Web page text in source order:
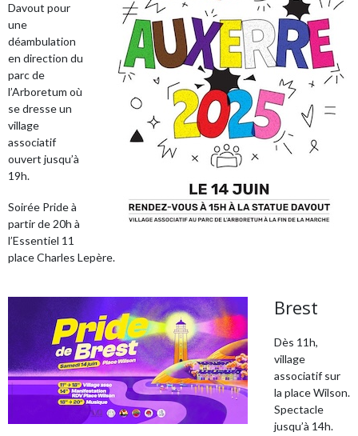
Davout pour
une
déambulation
en direction du
parc de
l’Arboretum où
se dresse un
village
associatif
ouvert jusqu’à
19h.
Soirée Pride à
partir de 20h à
l’Essentiel 11
place Charles Lepère.
Brest
Dès 11h,
village
associatif sur
la place Wilson.
Spectacle
jusqu’à 14h.